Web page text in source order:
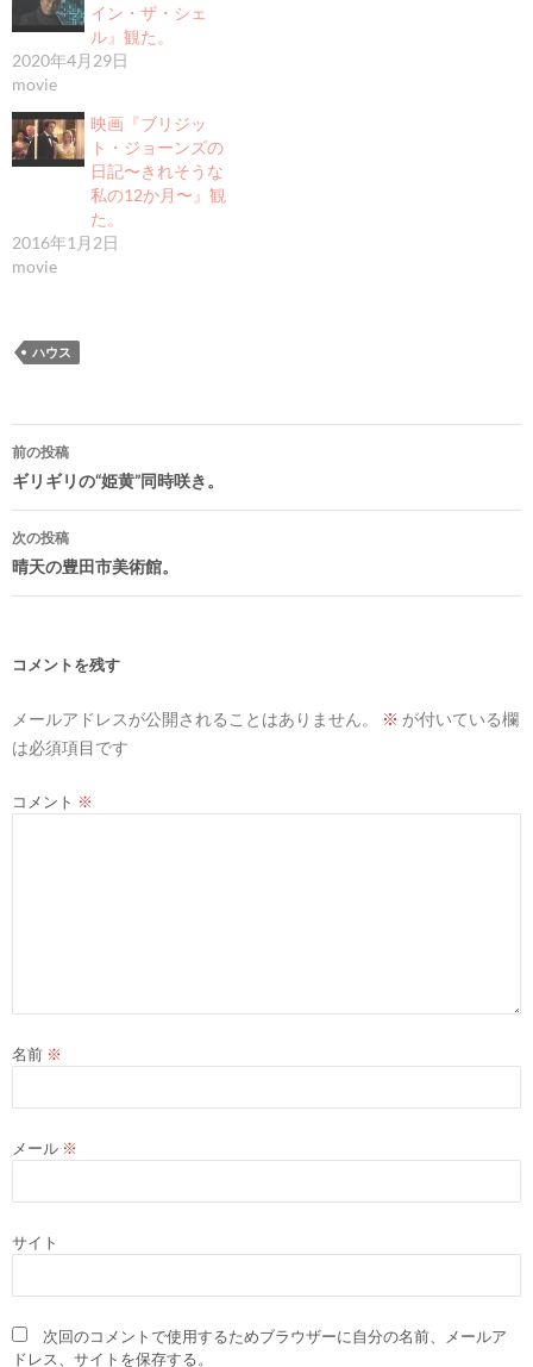
イン・ザ・シェ
ル』観た。
2020年4月29日
movie
映画『ブリジッ
ト・ジョーンズの
日記〜きれそうな
私の12か月〜』観
た。
2016年1月2日
movie
ハウス
投
稿
ナ
ビ
ゲ
シ
ン
前の投稿
ギリギリの“姫黄”同時咲き。
次の投稿
晴天の豊田市美術館。
コメントを残す
メールアドレスが公開されることはありません。 ※ が付いている欄
は必須項目です
コメント ※
名前 ※
メール ※
サイト
次回のコメントで使用するためブラウザーに自分の名前、メールア
ドレス、サイトを保存する。